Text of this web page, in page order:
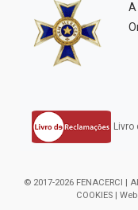
A
© 2017-2026 FENACERCI |
COOKIES |